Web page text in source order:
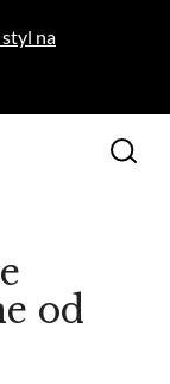
styl na
od